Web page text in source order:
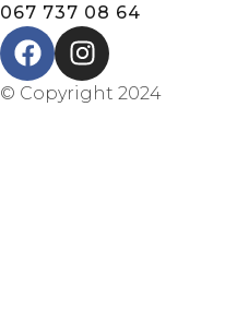
067 737 08 64
© Copyright 2024